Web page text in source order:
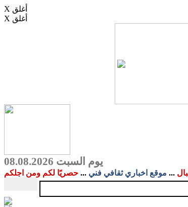
X أغلق
X أغلق
يوم السبت 08.08.2026
... موقع اخباري ثقافي فني ... حصريًا لكم ومن اجلكم